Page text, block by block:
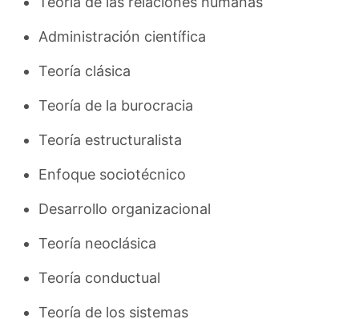
Administración científica
Teoría clásica
Teoría de la burocracia
Teoría estructuralista
Enfoque sociotécnico
Desarrollo organizacional
Teoría neoclásica
Teoría conductual
Teoría de los sistemas